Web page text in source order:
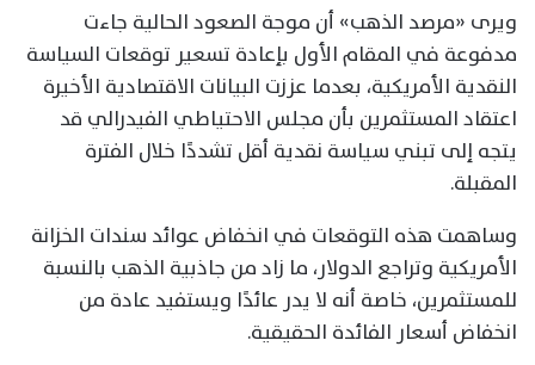
ويرى «مرصد الذهب» أن موجة الصعود الحالية جاءت
مدفوعة في المقام الأول بإعادة تسعير توقعات السياسة
النقدية الأمريكية، بعدما عززت البيانات الاقتصادية الأخيرة
اعتقاد المستثمرين بأن مجلس الاحتياطي الفيدرالي قد
يتجه إلى تبني سياسة نقدية أقل تشددًا خلال الفترة
المقبلة.
وساهمت هذه التوقعات في انخفاض عوائد سندات الخزانة
الأمريكية وتراجع الدولار، ما زاد من جاذبية الذهب بالنسبة
للمستثمرين، خاصة أنه لا يدر عائدًا ويستفيد عادة من
انخفاض أسعار الفائدة الحقيقية.